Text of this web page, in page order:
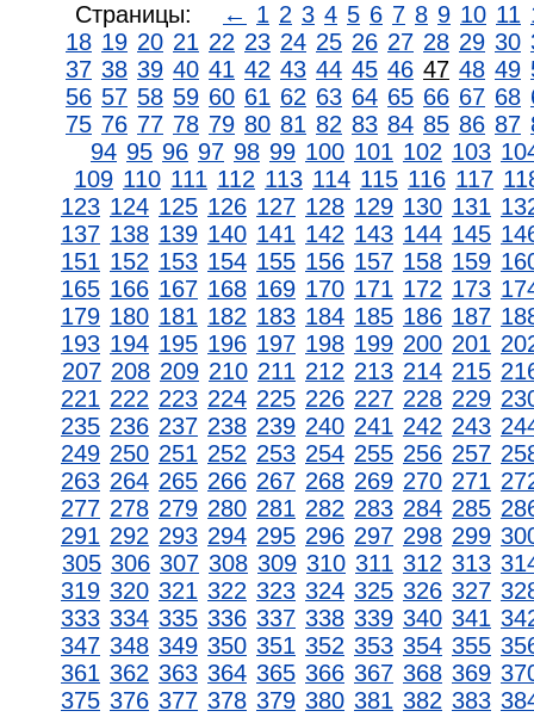
Страницы: ← 1 2 3 4 5 6 7 8 9 10 11
18 19 20 21 22 23 24 25 26 27 28 29 30
37 38 39 40 41 42 43 44 45 46 47 48 49
56 57 58 59 60 61 62 63 64 65 66 67 68
75 76 77 78 79 80 81 82 83 84 85 86 87
94 95 96 97 98 99 100 101 102 103
109 110 111 112 113 114 115 116 117
123 124 125 126 127 128 129 130 131
137 138 139 140 141 142 143 144 145
151 152 153 154 155 156 157 158 159
165 166 167 168 169 170 171 172 173
179 180 181 182 183 184 185 186 187
193 194 195 196 197 198 199 200 201
207 208 209 210 211 212 213 214 215
221 222 223 224 225 226 227 228 229
235 236 237 238 239 240 241 242 243
249 250 251 252 253 254 255 256 257
263 264 265 266 267 268 269 270 271
277 278 279 280 281 282 283 284 285
291 292 293 294 295 296 297 298 299
305 306 307 308 309 310 311 312 313
319 320 321 322 323 324 325 326 327
333 334 335 336 337 338 339 340 341
347 348 349 350 351 352 353 354 355
361 362 363 364 365 366 367 368 369
375 376 377 378 379 380 381 382 383